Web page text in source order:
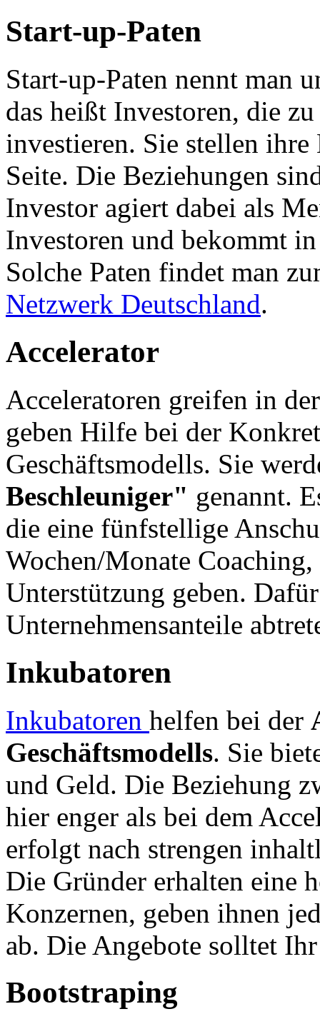
Start-up-Paten
Start-up-Paten nennt man
das heißt Investoren, die
investieren. Sie stellen
Seite. Die Beziehungen
Investor agiert dabei als
Investoren und bekommt
Solche Paten findet man
Netzwerk Deutschland.
Accelerator
Acceleratoren greifen in
geben Hilfe bei der
Geschäftsmodells. Sie
Beschleuniger" genannt.
die eine fünfstellige
Wochen/Monate
Unterstützung geben.
Unternehmensanteile
Inkubatoren
Inkubatoren helfen bei der
Geschäftsmodells. Sie
und Geld. Die Beziehung
hier enger als bei dem
erfolgt nach strengen
Die Gründer erhalten eine
Konzernen, geben ihnen
ab. Die Angebote solltet
Bootstraping